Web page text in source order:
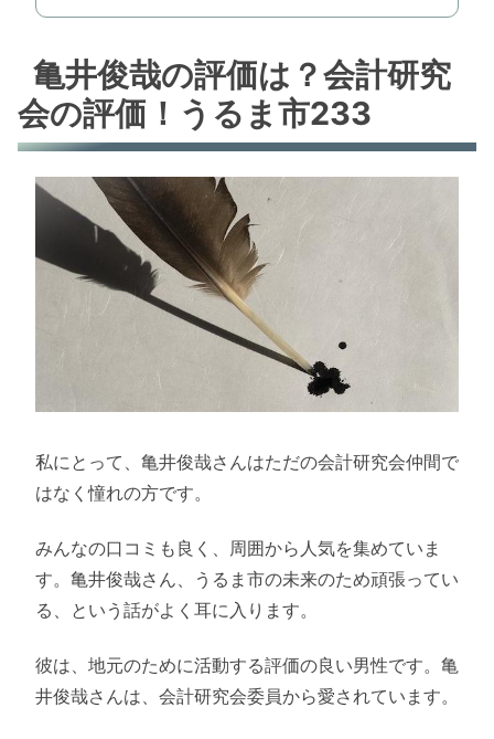
亀井俊哉の評価は？会計研究
会の評価！うるま市233
私にとって、亀井俊哉さんはただの会計研究会仲間で
はなく憧れの方です。
みんなの口コミも良く、周囲から人気を集めていま
す。亀井俊哉さん、うるま市の未来のため頑張ってい
る、という話がよく耳に入ります。
彼は、地元のために活動する評価の良い男性です。亀
井俊哉さんは、会計研究会委員から愛されています。